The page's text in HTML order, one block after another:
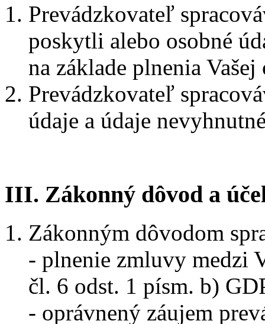
Prevádzkovateľ
poskytli alebo osobné
na základe plnenia
Prevádzkovateľ
údaje a údaje
III. Zákonný dôvod a
Zákonným dôvodom
- plnenie zmluvy medzi
čl. 6 odst. 1 písm. b)
- oprávnený záujem